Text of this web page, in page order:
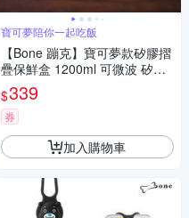
寶可夢陪你一起吃飯
【Bone 蹦克】寶可夢款矽膠摺
疊保鮮盒 1200ml 可微波 矽膠
保鮮盒 摺疊保鮮盒
$339
券
加入購物車